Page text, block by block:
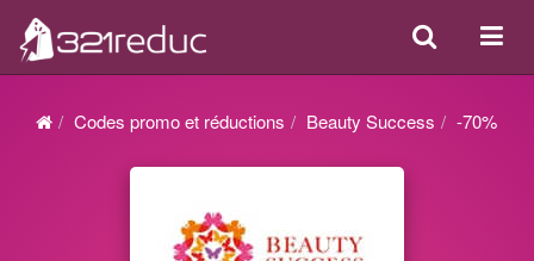
ou
Search
Codes promo et réductions Beauty Success -70%